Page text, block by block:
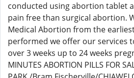
conducted using abortion tablet
pain free than surgical abortion.
Medical Abortion from the
performed we offer our services
over 3 weeks up to 24 weeks
MINUTES ABORTION PILLS FOR